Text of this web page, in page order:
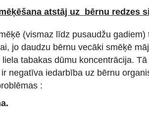
atstāj uz bērnu redzes
(vismaz līdz pusaudžu
jo daudzu bērnu vecāki smēķē
tabakas dūmu koncentrācija.
negatīva iedarbība uz bērnu
: